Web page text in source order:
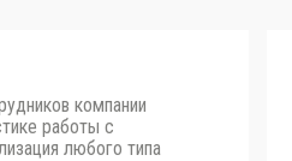
компании
работы с
любого типа